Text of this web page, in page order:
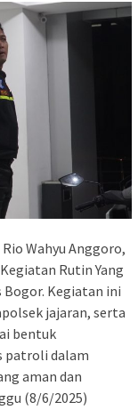
Wahyu Anggoro,
Rutin Yang
Kegiatan ini
jajaran, serta
bentuk
patroli dalam
aman dan
(8/6/2025)